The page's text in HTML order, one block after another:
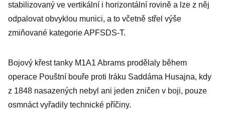
stabilizovaný ve vertikální i horizontální rovině a lze z něj
odpalovat obvyklou munici, a to včetně střel výše
zmiňované kategorie APFSDS-T.
Bojový křest tanky M1A1 Abrams prodělaly během
operace Pouštní bouře proti Iráku Saddáma Husajna, kdy
z 1848 nasazených nebyl ani jeden zničen v boji, pouze
osmnáct vyřadily technické příčiny.